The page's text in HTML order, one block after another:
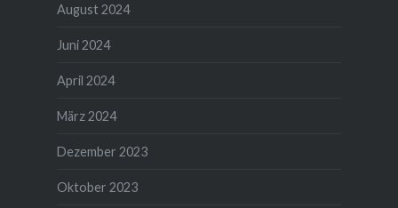
August 2024
Juni 2024
April 2024
März 2024
Dezember 2023
Oktober 2023